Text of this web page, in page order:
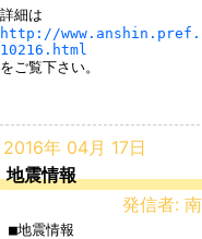
http://
10216.html
をご覧下さい。
2016年 04月 17日
地震情報
発信者: